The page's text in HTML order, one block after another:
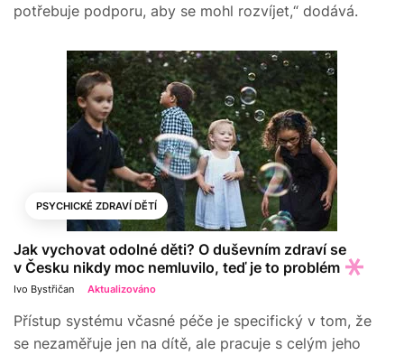
potřebuje podporu, aby se mohl rozvíjet,“ dodává.
PSYCHICKÉ ZDRAVÍ DĚTÍ
Jak vychovat odolné děti? O duševním zdraví se
v Česku nikdy moc nemluvilo, teď je to problém
Ivo Bystřičan Aktualizováno
Přístup systému včasné péče je specifický v tom, že
se nezaměřuje jen na dítě, ale pracuje s celým jeho